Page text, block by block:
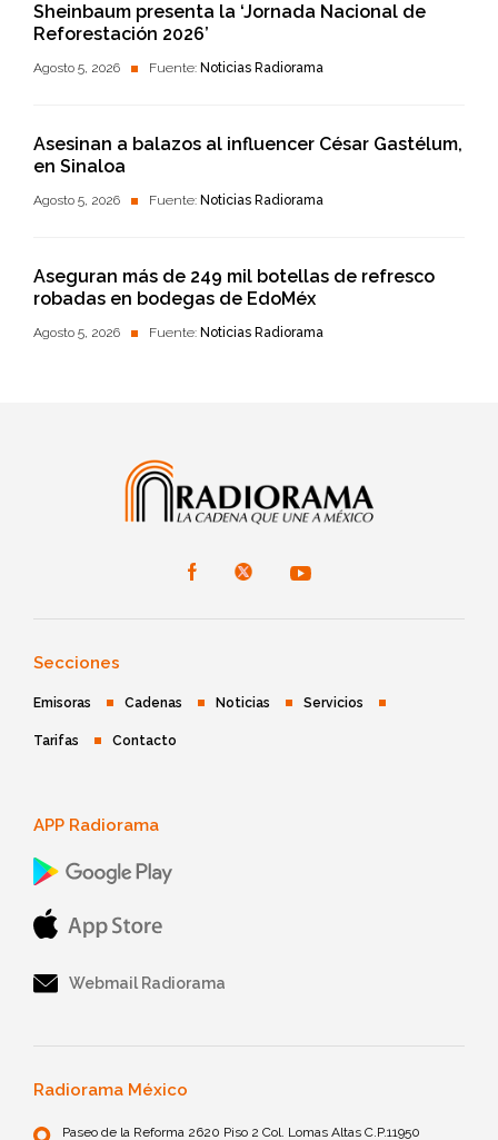
Sheinbaum presenta la ‘Jornada Nacional de
Reforestación 2026’
Agosto 5, 2026 Fuente: Noticias Radiorama
Asesinan a balazos al influencer César Gastélum,
en Sinaloa
Agosto 5, 2026 Fuente: Noticias Radiorama
Aseguran más de 249 mil botellas de refresco
robadas en bodegas de EdoMéx
Agosto 5, 2026 Fuente: Noticias Radiorama
Secciones
Emisoras Cadenas Noticias Servicios
Tarifas Contacto
APP Radiorama
Webmail Radiorama
Radiorama México
Paseo de la Reforma 2620 Piso 2 Col. Lomas Altas C.P.11950